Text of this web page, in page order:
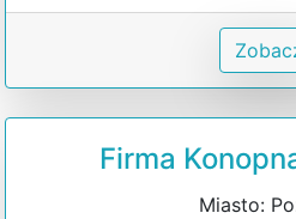
Firma
Miasto: